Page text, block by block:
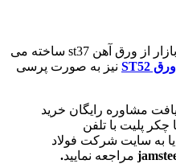
آلیاژ ورق آجدار به طور معمول در بازار از ورق آهن st37 ساخته می
ورق ST52
نیز به صورت پرسی
مشاوره رایگان خرید
پلیت با تلفن
به سایت شرکت فولاد
مراجعه نمایید.